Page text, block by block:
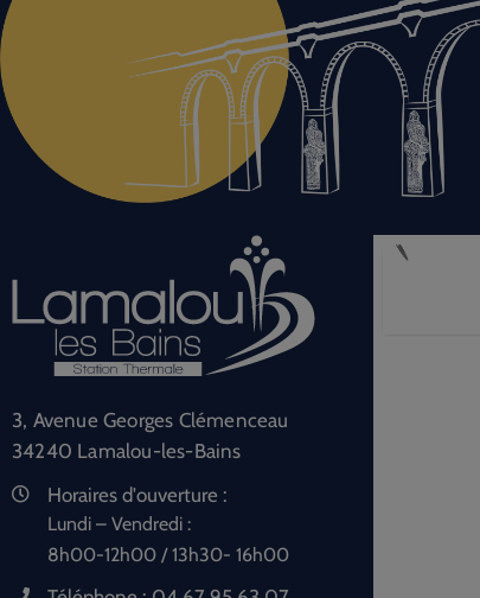
3, Avenue Georges Clémenceau
34240 Lamalou-les-Bains
Horaires d'ouverture :
Lundi – Vendredi :
8h00-12h00 / 13h30- 16h00